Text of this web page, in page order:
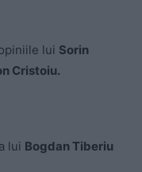
lui Sorin
Cristoiu.
lui Bogdan Tiberiu